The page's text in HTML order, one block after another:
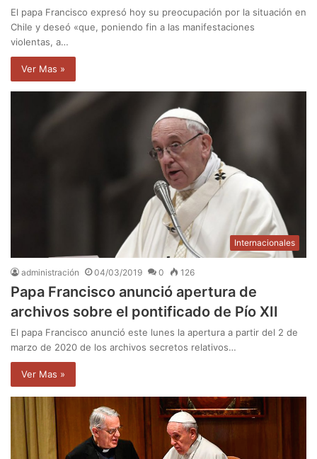
El papa Francisco expresó hoy su preocupación por la situación en
Chile y deseó «que, poniendo fin a las manifestaciones
violentas, a…
Ver Mas »
Internacionales
administración 04/03/2019 0 126
Papa Francisco anunció apertura de
archivos sobre el pontificado de Pío XII
El papa Francisco anunció este lunes la apertura a partir del 2 de
marzo de 2020 de los archivos secretos relativos…
Ver Mas »